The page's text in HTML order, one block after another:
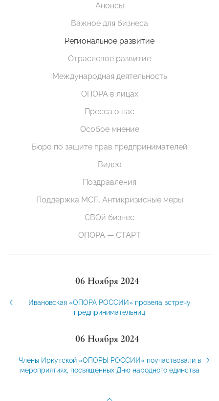
Анонсы
Важное для бизнеса
Региональное развитие
Отраслевое развитие
Международная деятельность
ОПОРА в лицах
Пресса о нас
Особое мнение
Бюро по защите прав предпринимателей
Видео
Поздравления
Поддержка МСП. Антикризисные меры
СВОй бизнес
ОПОРА — СТАРТ
06 Ноября 2024
Ивановская «ОПОРА РОССИИ» провела встречу
предпринимательниц
06 Ноября 2024
Члены Иркутской «ОПОРЫ РОССИИ» поучаствовали в
мероприятиях, посвященных Дню народного единства